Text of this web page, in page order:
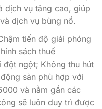
dịch vụ tăng cao, giúp
dịch vụ bùng nổ.
tiến độ giải phóng
sách thuế
ngột; Không thu hút
sản phù hợp với
và nằm gần các
sẽ luôn duy trì được